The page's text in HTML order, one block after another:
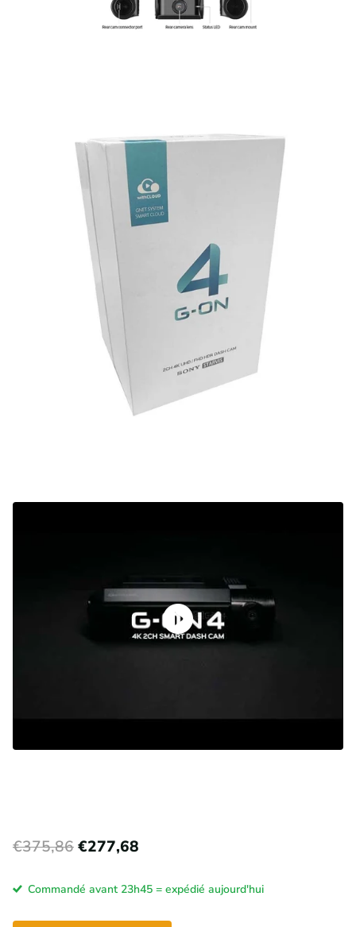
€375,86€277,68
Commandé avant 23h45 = expédié aujourd'hui